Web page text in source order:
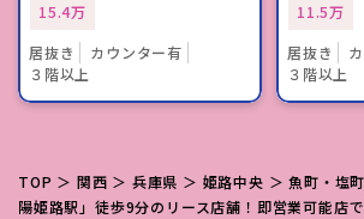
15.4万
居抜き
カウンター有
３階以上
11.5万
居抜き
３階以上
TOP ＞ 関西 ＞ 兵庫県 ＞ 姫路中央 ＞魚町・塩町
陽姫路駅」徒歩9分のリース店舗！即営業可能店で